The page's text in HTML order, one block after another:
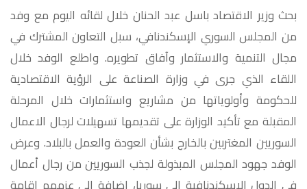
بحث وزير الاقتصاد باسل عبد الحنان خلال لقائه اليوم مع وفد
من المجلس ‏السوري الإسكندنافي، سبل التعاون المشترك في
مجال التنمية والاستثمار ‏وآفاق تطويره.‏ واطلع الوفد خلال
اللقاء الذي جرى في وزارة الصناعة على الرؤية ‏الاقتصادية
للحكومة وأولوياتها من مشاريع واستثمارات خلال المرحلة
‏المقبلة مع تأكيد الوزارة على تقديمها تسهيلات لرجال الاعمال
السوريين ‏المغتربين بالخارج بشأن العودة والعمل بالبلاد.‏ وعرض
الوفد جهود المجلس المبذولة لجذب السوريين من رجال أعمال